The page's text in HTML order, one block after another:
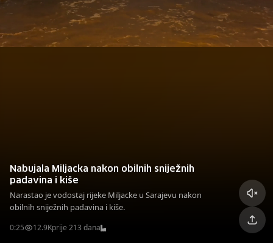
Nabujala Miljacka nakon obilnih sniježnih
padavina i kiše
Narastao je vodostaj rijeke Miljacke u Sarajevu nakon
obilnih sniježnih padavina i kiše.
0:25 12.9Kprije 213 dana